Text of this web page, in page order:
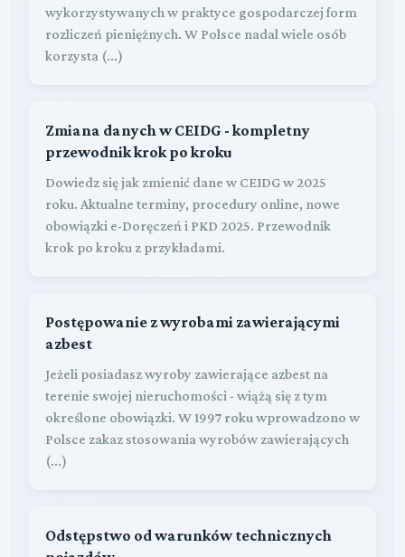
wykorzystywanych w praktyce gospodarczej form
rozliczeń pieniężnych. W Polsce nadal wiele osób
korzysta (...)
Zmiana danych w CEIDG - kompletny
przewodnik krok po kroku
Dowiedz się jak zmienić dane w CEIDG w 2025
roku. Aktualne terminy, procedury online, nowe
obowiązki e-Doręczeń i PKD 2025. Przewodnik
krok po kroku z przykładami.
Postępowanie z wyrobami zawierającymi
azbest
Jeżeli posiadasz wyroby zawierające azbest na
terenie swojej nieruchomości - wiążą się z tym
określone obowiązki. W 1997 roku wprowadzono w
Polsce zakaz stosowania wyrobów zawierających
(...)
Odstępstwo od warunków technicznych